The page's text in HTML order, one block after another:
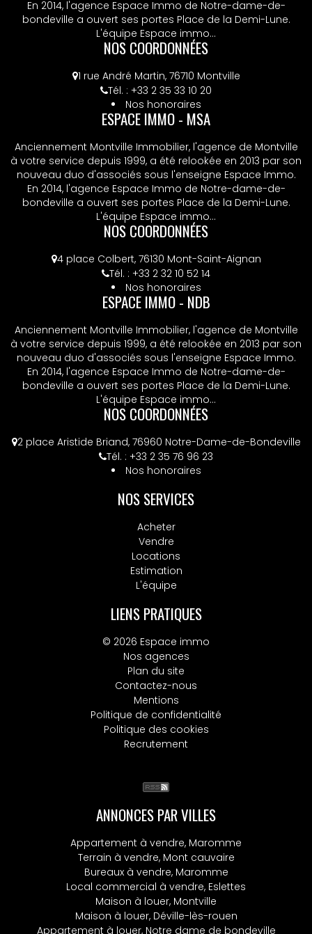
En 2014, l'agence Espace Immo de Notre-dame-de-
bondeville a ouvert ses portes Place de la Demi-Lune.
L'équipe Espace immo...
NOS COORDONNÉES
1 rue André Martin, 76710 Montville
Tél. : +33 2 35 33 10 20
Nos honoraires
ESPACE IMMO - MSA
Anciennement Montville Immobilier, l'agence de Montville
à votre service depuis 1999, a été relookée en 2013 par son
nouveau duo d'associés sous l'enseigne Espace Immo.
En 2014, l'agence Espace Immo de Notre-dame-de-
bondeville a ouvert ses portes Place de la Demi-Lune.
L'équipe Espace immo...
NOS COORDONNÉES
4 place Colbert, 76130 Mont-Saint-Aignan
Tél. : +33 2 32 10 52 14
Nos honoraires
ESPACE IMMO - NDB
Anciennement Montville Immobilier, l'agence de Montville
à votre service depuis 1999, a été relookée en 2013 par son
nouveau duo d'associés sous l'enseigne Espace Immo.
En 2014, l'agence Espace Immo de Notre-dame-de-
bondeville a ouvert ses portes Place de la Demi-Lune.
L'équipe Espace immo...
NOS COORDONNÉES
2 place Aristide Briand, 76960 Notre-Dame-de-Bondeville
Tél. : +33 2 35 76 96 23
Nos honoraires
NOS SERVICES
Acheter
Vendre
Locations
Estimation
L'équipe
LIENS PRATIQUES
© 2026 Espace immo
Nos agences
Plan du site
Contactez-nous
Mentions
Politique de confidentialité
Politique des cookies
Recrutement
ANNONCES PAR VILLES
Appartement à vendre, Maromme
Terrain à vendre, Mont cauvaire
Bureaux à vendre, Maromme
Local commercial à vendre, Eslettes
Maison à louer, Montville
Maison à louer, Déville-lès-rouen
Appartement à louer, Notre dame de bondeville